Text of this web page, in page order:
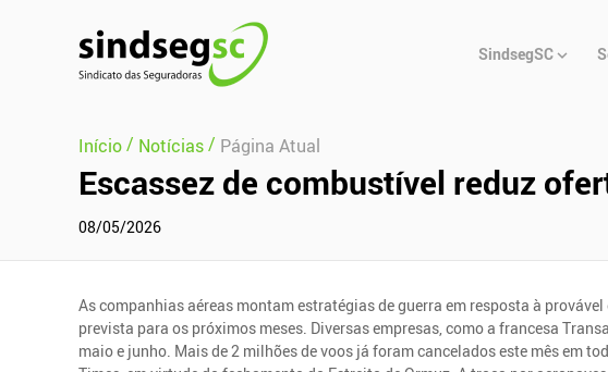
Principal
SindsegSC
Início/ Notícias/ Página Atual
Escassez de combustível reduz
08/05/2026
As companhias aéreas montam estratégias de guerra em resposta à
prevista para os próximos meses. Diversas empresas, como a francesa
maio e junho. Mais de 2 milhões de voos já foram cancelados este mês em